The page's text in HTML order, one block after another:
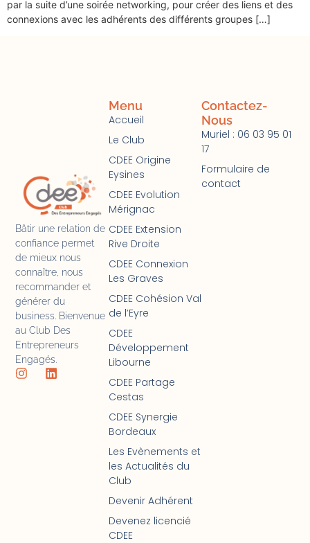
par la suite d’une soirée networking, pour créer des liens et des
connexions avec les adhérents des différents groupes […]
Bâtir une relation de
confiance permet
de mieux nous
connaître, nous
recommander et
générer du
business. Bienvenue
au Club Des
Entrepreneurs
Engagés.
Menu
Accueil
Le Club
CDEE Origine
Eysines
CDEE Evolution
Mérignac
CDEE Extension
Rive Droite
CDEE Connexion
Les Graves
CDEE Cohésion Val
de l’Eyre
CDEE
Développement
Libourne
CDEE Partage
Cestas
CDEE Synergie
Bordeaux
Les Evènements et
les Actualités du
Club
Devenir Adhérent
Devenez licencié
CDEE
Contactez-
Nous
Muriel : 06 03 95 01
17
Formulaire de
contact